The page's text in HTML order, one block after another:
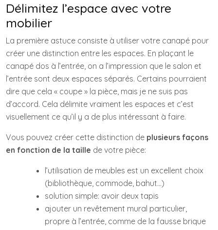
Délimitez l’espace avec votre
mobilier
La première astuce consiste à utiliser votre canapé pour
créer une distinction entre les espaces. En plaçant le
canapé dos à l’entrée, on a l’impression que le salon et
l’entrée sont deux espaces séparés. Certains pourraient
dire que cela « coupe » la pièce, mais je ne suis pas
d’accord. Cela délimite vraiment les espaces et c’est
visuellement ce qu’il y a de plus intéressant à faire.
Vous pouvez créer cette distinction de plusieurs façons
en fonction de la taille de votre pièce:
l’utilisation de meubles est un excellent choix
(bibliothèque, commode, bahut…)
solution simple: avoir deux tapis
ajouter un revêtement mural particulier,
propre à l’entrée, comme de la fausse brique